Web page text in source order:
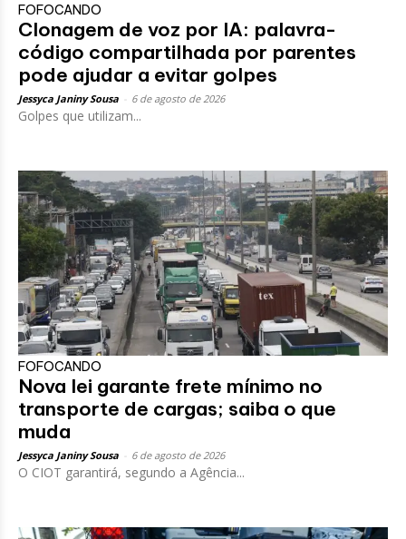
FOFOCANDO
Clonagem de voz por IA: palavra-
código compartilhada por parentes
pode ajudar a evitar golpes
Jessyca Janiny Sousa 6 de agosto de 2026
Golpes que utilizam...
FOFOCANDO
Nova lei garante frete mínimo no
transporte de cargas; saiba o que
muda
Jessyca Janiny Sousa 6 de agosto de 2026
O CIOT garantirá, segundo a Agência...